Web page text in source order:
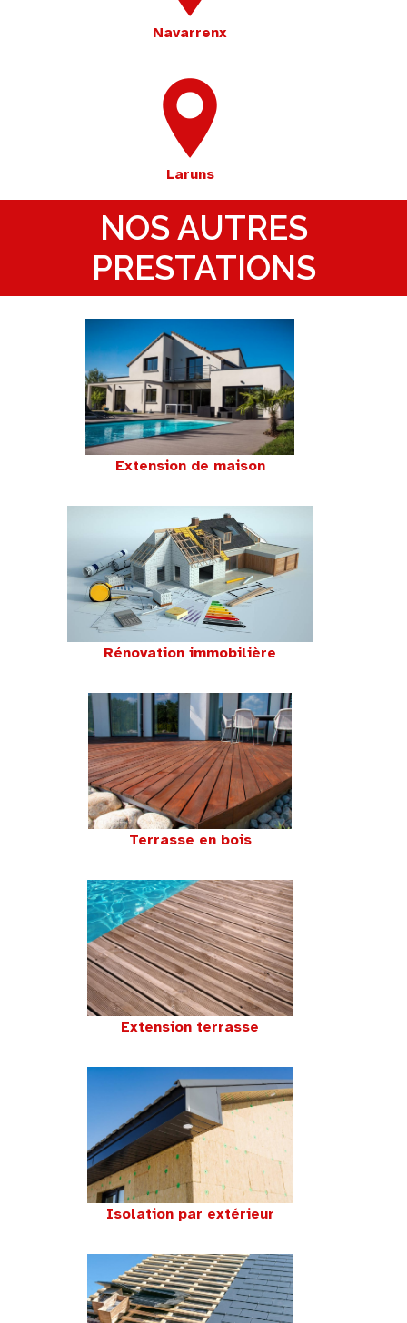
Navarrenx
Laruns
NOS AUTRES
PRESTATIONS
Extension de maison
Rénovation immobilière
Terrasse en bois
Extension terrasse
Isolation par extérieur